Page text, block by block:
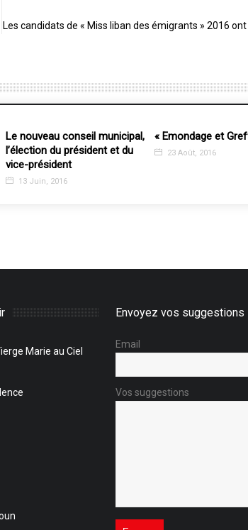
Les candidats de « Miss liban des émigrants » 2016
Le nouveau conseil municipal,
l’élection du président et du
vice-président
13 Juin, 2016
« Emondage et
23 Août, 2016
Marie au Ciel
Envoyez vos suggestions
Email
Vos suggestions